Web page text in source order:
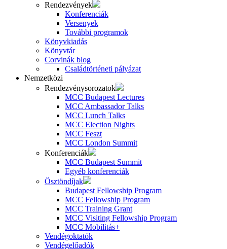
Rendezvények
Konferenciák
Versenyek
További programok
Könyvkiadás
Könyvtár
Corvinák blog
Családtörténeti pályázat
Nemzetközi
Rendezvénysorozatok
MCC Budapest Lectures
MCC Ambassador Talks
MCC Lunch Talks
MCC Election Nights
MCC Feszt
MCC London Summit
Konferenciák
MCC Budapest Summit
Egyéb konferenciák
Ösztöndíjak
Budapest Fellowship Program
MCC Fellowship Program
MCC Training Grant
MCC Visiting Fellowship Program
MCC Mobilitás+
Vendégoktatók
Vendégelőadók